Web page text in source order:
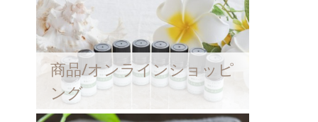
商品/オンラインショッピ
ング